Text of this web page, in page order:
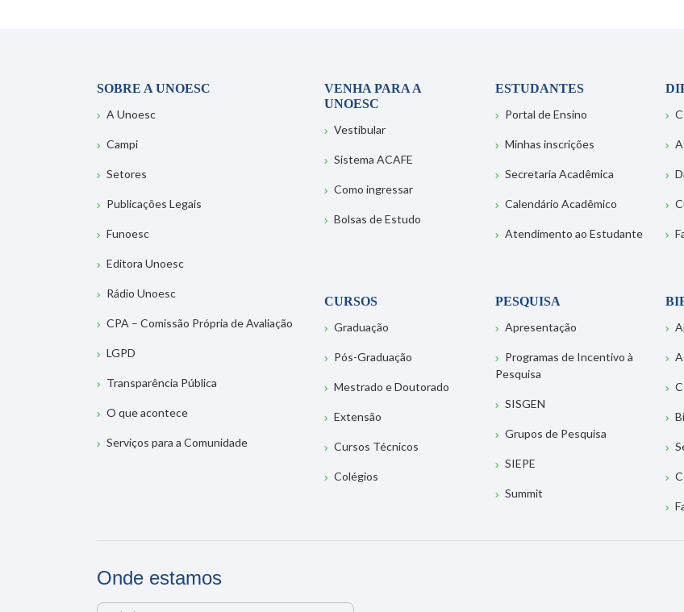
SOBRE A UNOESC
A Unoesc
Campi
Setores
Publicações Legais
Funoesc
Editora Unoesc
Rádio Unoesc
CPA – Comissão Própria de Avaliação
LGPD
Transparência Pública
O que acontece
Serviços para a Comunidade
VENHA PARA A
UNOESC
Vestibular
Sistema ACAFE
Como ingressar
Bolsas de Estudo
ESTUDANTES
Portal de Ensino
Minhas inscrições
Secretaria Acadêmica
Calendário Acadêmico
Atendimento ao Estudante
CURSOS
Graduação
Pós-Graduação
Mestrado e Doutorado
Extensão
Cursos Técnicos
Colégios
PESQUISA
Apresentação
Programas de Incentivo à
Pesquisa
SISGEN
Grupos de Pesquisa
SIEPE
Summit
Onde estamos